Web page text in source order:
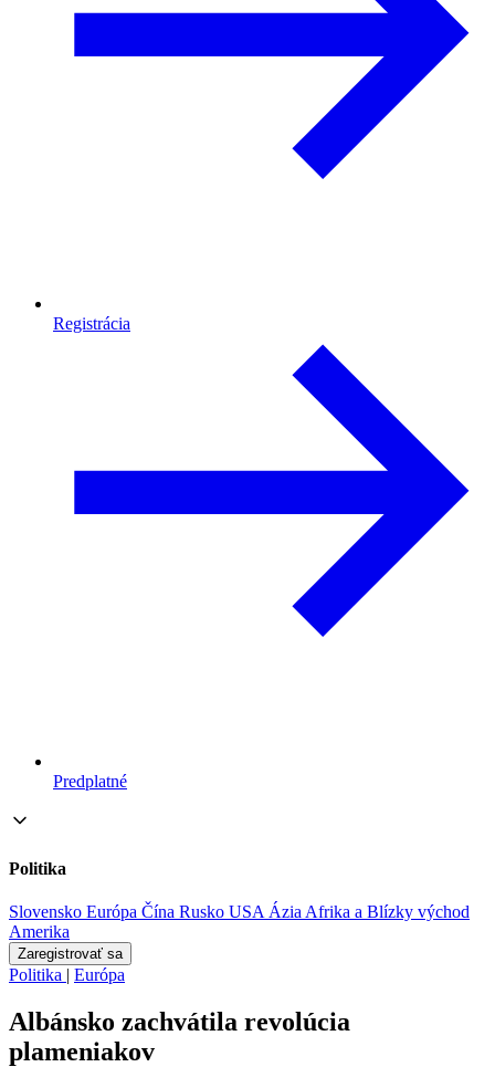
Registrácia
Predplatné
Politika
Slovensko Európa Čína Rusko USA ÁziaAfrika a Blízky východ
Amerika
Zaregistrovať sa
Politika | Európa
Albánsko zachvátila revolúcia
plameniakov